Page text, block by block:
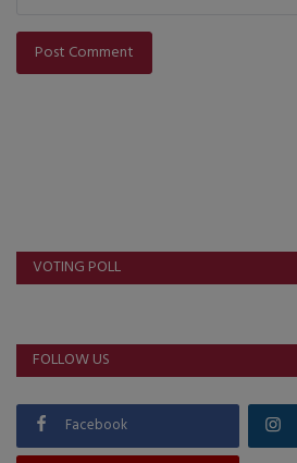
Post Comment
VOTING POLL
FOLLOW US
Facebook